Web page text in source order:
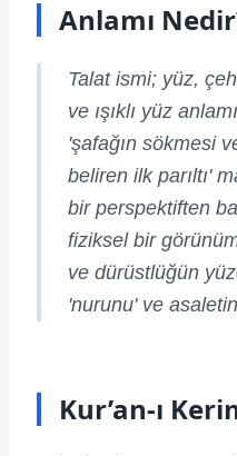
Anlamı
Talat ismi; yüz,
ve ışıklı yüz
'şafağın sökmesi
beliren ilk parıltı'
bir perspektiften
fiziksel bir
ve dürüstlüğün
'nurunu' ve
Kur’an-ı